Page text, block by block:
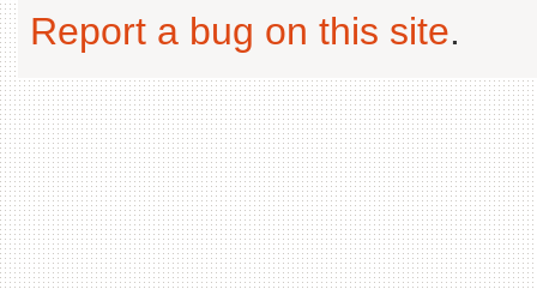
Report a bug on this site.